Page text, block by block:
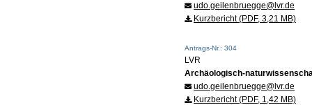
udo.geilenbruegge@lvr.de
Kurzbericht (PDF, 3,21 MB)
Antrags-Nr.: 304
LVR
Archäologisch-
udo.geilenbruegge@lvr.de
Kurzbericht (PDF, 1,42 MB)